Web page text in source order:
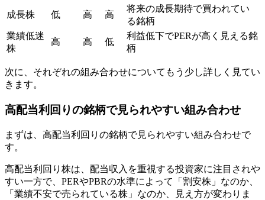
成長株 低 高 高
将来の成長期待で買われてい
る銘柄
業績低迷
株
高 高 低
利益低下でPERが高く見える銘
柄
次に、それぞれの組み合わせについてもう少し詳しく見てい
きます。
高配当利回りの銘柄で見られやすい組み合わせ
まずは、高配当利回りの銘柄で見られやすい組み合わせで
す。
高配当利回り株は、配当収入を重視する投資家に注目されや
すい一方で、PERやPBRの水準によって「割安株」なのか、
「業績不安で売られている株」なのか、見え方が変わりま